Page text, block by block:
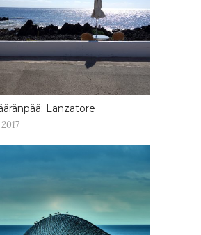
Lanzatore